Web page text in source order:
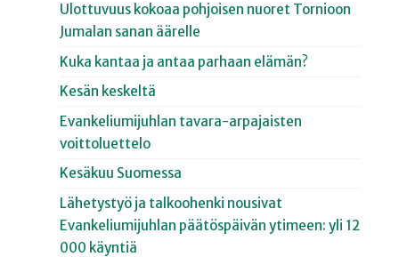
Ulottuvuus kokoaa pohjoisen nuoret Tornioon
Jumalan sanan äärelle
Kuka kantaa ja antaa parhaan elämän?
Kesän keskeltä
Evankeliumijuhlan tavara-arpajaisten
voittoluettelo
Kesäkuu Suomessa
Lähetystyö ja talkoohenki nousivat
Evankeliumijuhlan päätöspäivän ytimeen: yli 12
000 käyntiä